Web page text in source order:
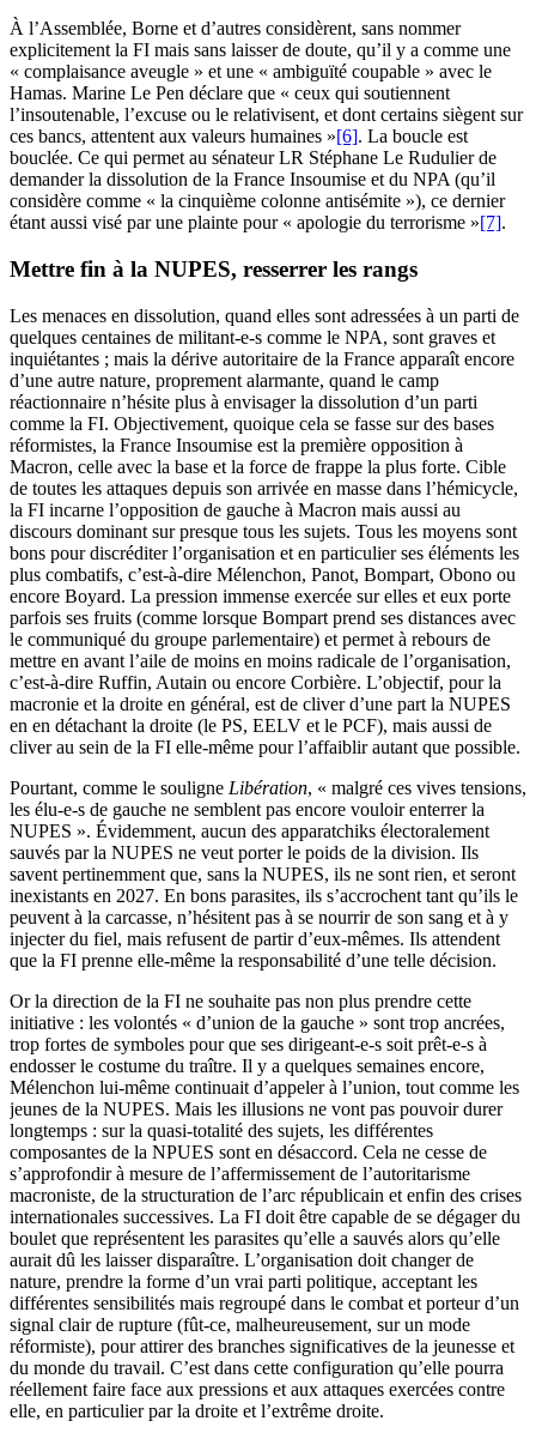
À l’Assemblée, Borne et d’autres considèrent, sans nommer
explicitement la FI mais sans laisser de doute, qu’il y a comme une
« complaisance aveugle » et une « ambiguïté coupable » avec le
Hamas. Marine Le Pen déclare que « ceux qui soutiennent
l’insoutenable, l’excuse ou le relativisent, et dont certains siègent sur
ces bancs, attentent aux valeurs humaines »[6]. La boucle est
bouclée. Ce qui permet au sénateur LR Stéphane Le Rudulier de
demander la dissolution de la France Insoumise et du NPA (qu’il
considère comme « la cinquième colonne antisémite »), ce dernier
étant aussi visé par une plainte pour « apologie du terrorisme »[7].
Mettre fin à la NUPES, resserrer les rangs
Les menaces en dissolution, quand elles sont adressées à un parti de
quelques centaines de militant-e-s comme le NPA, sont graves et
inquiétantes ; mais la dérive autoritaire de la France apparaît encore
d’une autre nature, proprement alarmante, quand le camp
réactionnaire n’hésite plus à envisager la dissolution d’un parti
comme la FI. Objectivement, quoique cela se fasse sur des bases
réformistes, la France Insoumise est la première opposition à
Macron, celle avec la base et la force de frappe la plus forte. Cible
de toutes les attaques depuis son arrivée en masse dans l’hémicycle,
la FI incarne l’opposition de gauche à Macron mais aussi au
discours dominant sur presque tous les sujets. Tous les moyens sont
bons pour discréditer l’organisation et en particulier ses éléments les
plus combatifs, c’est-à-dire Mélenchon, Panot, Bompart, Obono ou
encore Boyard. La pression immense exercée sur elles et eux porte
parfois ses fruits (comme lorsque Bompart prend ses distances avec
le communiqué du groupe parlementaire) et permet à rebours de
mettre en avant l’aile de moins en moins radicale de l’organisation,
c’est-à-dire Ruffin, Autain ou encore Corbière. L’objectif, pour la
macronie et la droite en général, est de cliver d’une part la NUPES
en en détachant la droite (le PS, EELV et le PCF), mais aussi de
cliver au sein de la FI elle-même pour l’affaiblir autant que possible.
Pourtant, comme le souligne Libération, « malgré ces vives tensions,
les élu-e-s de gauche ne semblent pas encore vouloir enterrer la
NUPES ». Évidemment, aucun des apparatchiks électoralement
sauvés par la NUPES ne veut porter le poids de la division. Ils
savent pertinemment que, sans la NUPES, ils ne sont rien, et seront
inexistants en 2027. En bons parasites, ils s’accrochent tant qu’ils le
peuvent à la carcasse, n’hésitent pas à se nourrir de son sang et à y
injecter du fiel, mais refusent de partir d’eux-mêmes. Ils attendent
que la FI prenne elle-même la responsabilité d’une telle décision.
Or la direction de la FI ne souhaite pas non plus prendre cette
initiative : les volontés « d’union de la gauche » sont trop ancrées,
trop fortes de symboles pour que ses dirigeant-e-s soit prêt-e-s à
endosser le costume du traître. Il y a quelques semaines encore,
Mélenchon lui-même continuait d’appeler à l’union, tout comme les
jeunes de la NUPES. Mais les illusions ne vont pas pouvoir durer
longtemps : sur la quasi-totalité des sujets, les différentes
composantes de la NPUES sont en désaccord. Cela ne cesse de
s’approfondir à mesure de l’affermissement de l’autoritarisme
macroniste, de la structuration de l’arc républicain et enfin des crises
internationales successives. La FI doit être capable de se dégager du
boulet que représentent les parasites qu’elle a sauvés alors qu’elle
aurait dû les laisser disparaître. L’organisation doit changer de
nature, prendre la forme d’un vrai parti politique, acceptant les
différentes sensibilités mais regroupé dans le combat et porteur d’un
signal clair de rupture (fût-ce, malheureusement, sur un mode
réformiste), pour attirer des branches significatives de la jeunesse et
du monde du travail. C’est dans cette configuration qu’elle pourra
réellement faire face aux pressions et aux attaques exercées contre
elle, en particulier par la droite et l’extrême droite.